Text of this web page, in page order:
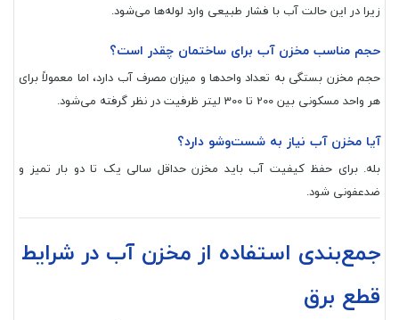
زیرا در این حالت آب با فشار طبیعی وارد لوله‌ها می‌شود.
حجم مناسب مخزن آب برای ساختمان چقدر است؟
حجم مخزن بستگی به تعداد واحدها و میزان مصرف آب دارد، اما معمولاً برای
هر واحد مسکونی بین 200 تا 300 لیتر ظرفیت در نظر گرفته می‌شود.
آیا مخزن آب نیاز به شست‌وشو دارد؟
بله. برای حفظ کیفیت آب باید مخزن حداقل سالی یک تا دو بار تمیز و
ضدعفونی شود.
جمع‌بندی استفاده از مخزن آب در شرایط
قطع برق